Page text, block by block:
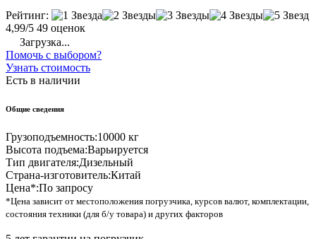
Рейтинг:
4,99/5 49 оценок
Загрузка...
Помочь с выбором?
Узнать стоимость
Есть в наличии
Общие сведения
Грузоподъемность:10000 кг
Высота подъема:Варьируется
Тип двигателя:Дизельный
Страна-изготовитель:Китай
Цена*:По запросу
*Цена зависит от местоположения погрузчика, курсов валют, комплектации,
состояния техники (для б/у товара) и других факторов